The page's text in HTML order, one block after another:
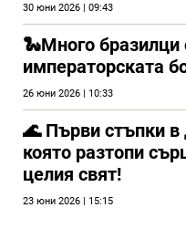
30 юни 2026 | 09:43
🐍Много бразилци
императорската
26 юни 2026 | 10:33
🌊 Първи стъпки
която разтопи
целия свят!
23 юни 2026 | 15:15